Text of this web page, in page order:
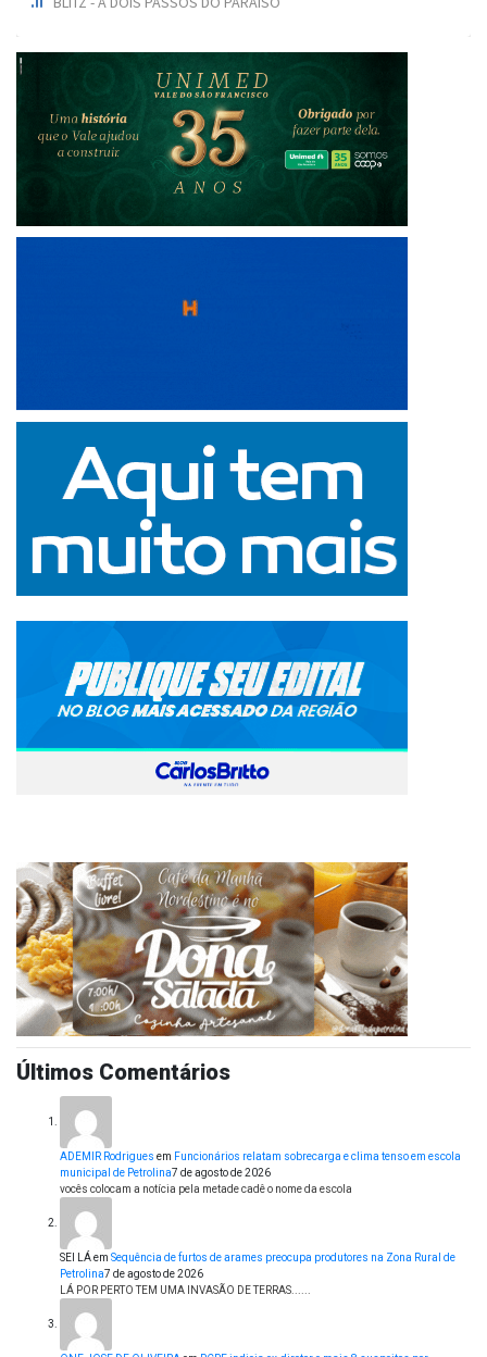
Últimos Comentários
ADEMIR Rodrigues em Funcionários relatam sobrecarga e clima tenso em escola
municipal de Petrolina7 de agosto de 2026
vocês colocam a notícia pela metade cadê o nome da escola
SEI LÁem Sequência de furtos de arames preocupa produtores na Zona Rural de
Petrolina7 de agosto de 2026
LÁ POR PERTO TEM UMA INVASÃO DE TERRAS......